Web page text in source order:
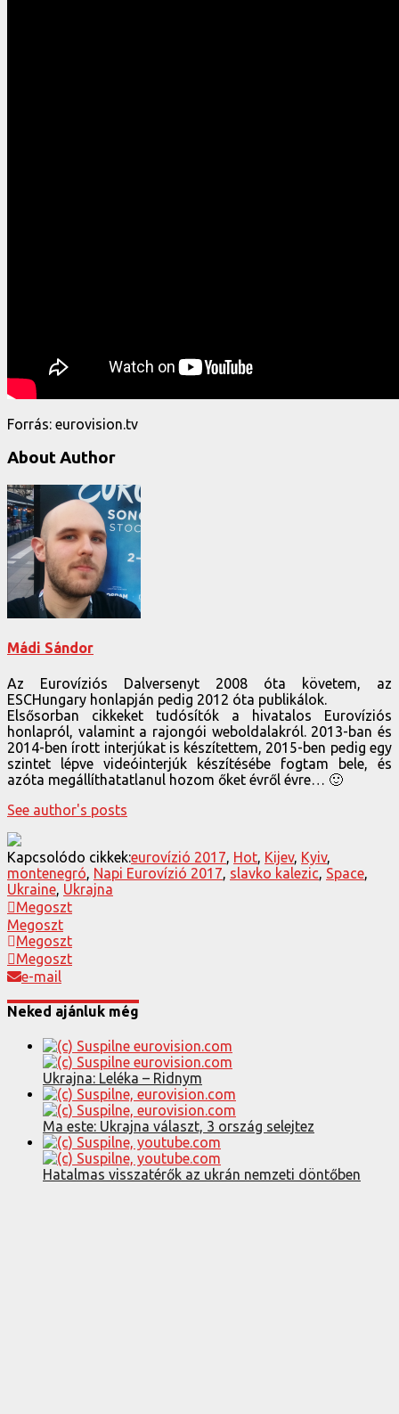
Forrás: eurovision.tv
About Author
Mádi Sándor
Az Eurovíziós Dalversenyt 2008 óta követem, az
ESCHungary honlapján pedig 2012 óta publikálok.
Elsősorban cikkeket tudósítók a hivatalos Eurovíziós
honlapról, valamint a rajongói weboldalakról. 2013-ban és
2014-ben írott interjúkat is készítettem, 2015-ben pedig egy
szintet lépve videóinterjúk készítésébe fogtam bele, és
azóta megállíthatatlanul hozom őket évről évre… 🙂
See author's posts
Kapcsolódo cikkek:eurovízió 2017 Hot Kijev, Kyiv,
montenegró Napi Eurovízió 2017 slavko kalezic Space
Ukraine Ukrajna
Megoszt
Megoszt
Megoszt
Megoszt
e-mail
Neked ajánluk még
Ukrajna: Leléka – Ridnym
Ma este: Ukrajna választ, 3 ország selejtez
Hatalmas visszatérők az ukrán nemzeti döntőben